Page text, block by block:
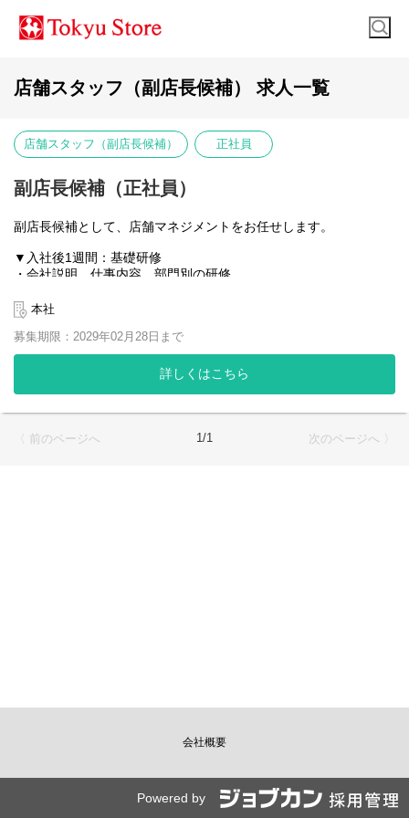
店舗スタッフ（副店長候補） 求人一覧
店舗スタッフ（副店長候補） 正社員
副店長候補（正社員）
副店長候補として、店舗マネジメントをお任せします。
▼入社後1週間：基礎研修
・会社説明、仕事内容、部門別の研修
▼入社2週目～：実務研修
店舗と同じ設備のある研修センターまたは店舗で、実際の業務を
学びます。
試雇期間終了後 原則副店長職への配属となります
本社
募集期限：2029年02月28日まで
詳しくはこちら
〈 前のページへ 1/1 次のページへ 〉
会社概要
Powered by